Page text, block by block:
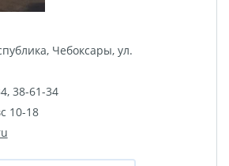
, Чебоксары, ул.
38-61-34
10-18